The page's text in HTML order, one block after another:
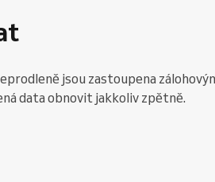
jsou zastoupena
data obnovit jakkoliv zpětně.